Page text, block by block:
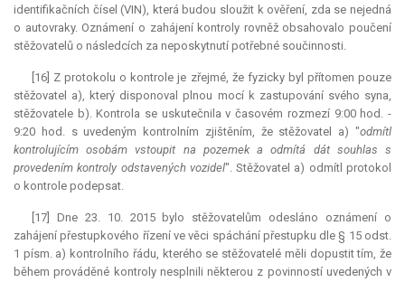
identifikačních čísel (VIN), která budou sloužit k ověření, zda se nejedná
o autovraky. Oznámení o zahájení kontroly rovněž obsahovalo poučení
stěžovatelů o následcích za neposkytnutí potřebné součinnosti.
[16] Z protokolu o kontrole je zřejmé, že fyzicky byl přítomen pouze
stěžovatel a), který disponoval plnou mocí k zastupování svého syna,
stěžovatele b). Kontrola se uskutečnila v časovém rozmezí 9:00 hod. -
9:20 hod. s uvedeným kontrolním zjištěním, že stěžovatel a) "odmítl
kontrolujícím osobám vstoupit na pozemek a odmítá dát souhlas s
provedením kontroly odstavených vozidel". Stěžovatel a) odmítl protokol
o kontrole podepsat.
[17] Dne 23. 10. 2015 bylo stěžovatelům odesláno oznámení o
zahájení přestupkového řízení ve věci spáchání přestupku dle § 15 odst.
1 písm. a) kontrolního řádu, kterého se stěžovatelé měli dopustit tím, že
během prováděné kontroly nesplnili některou z povinností uvedených v